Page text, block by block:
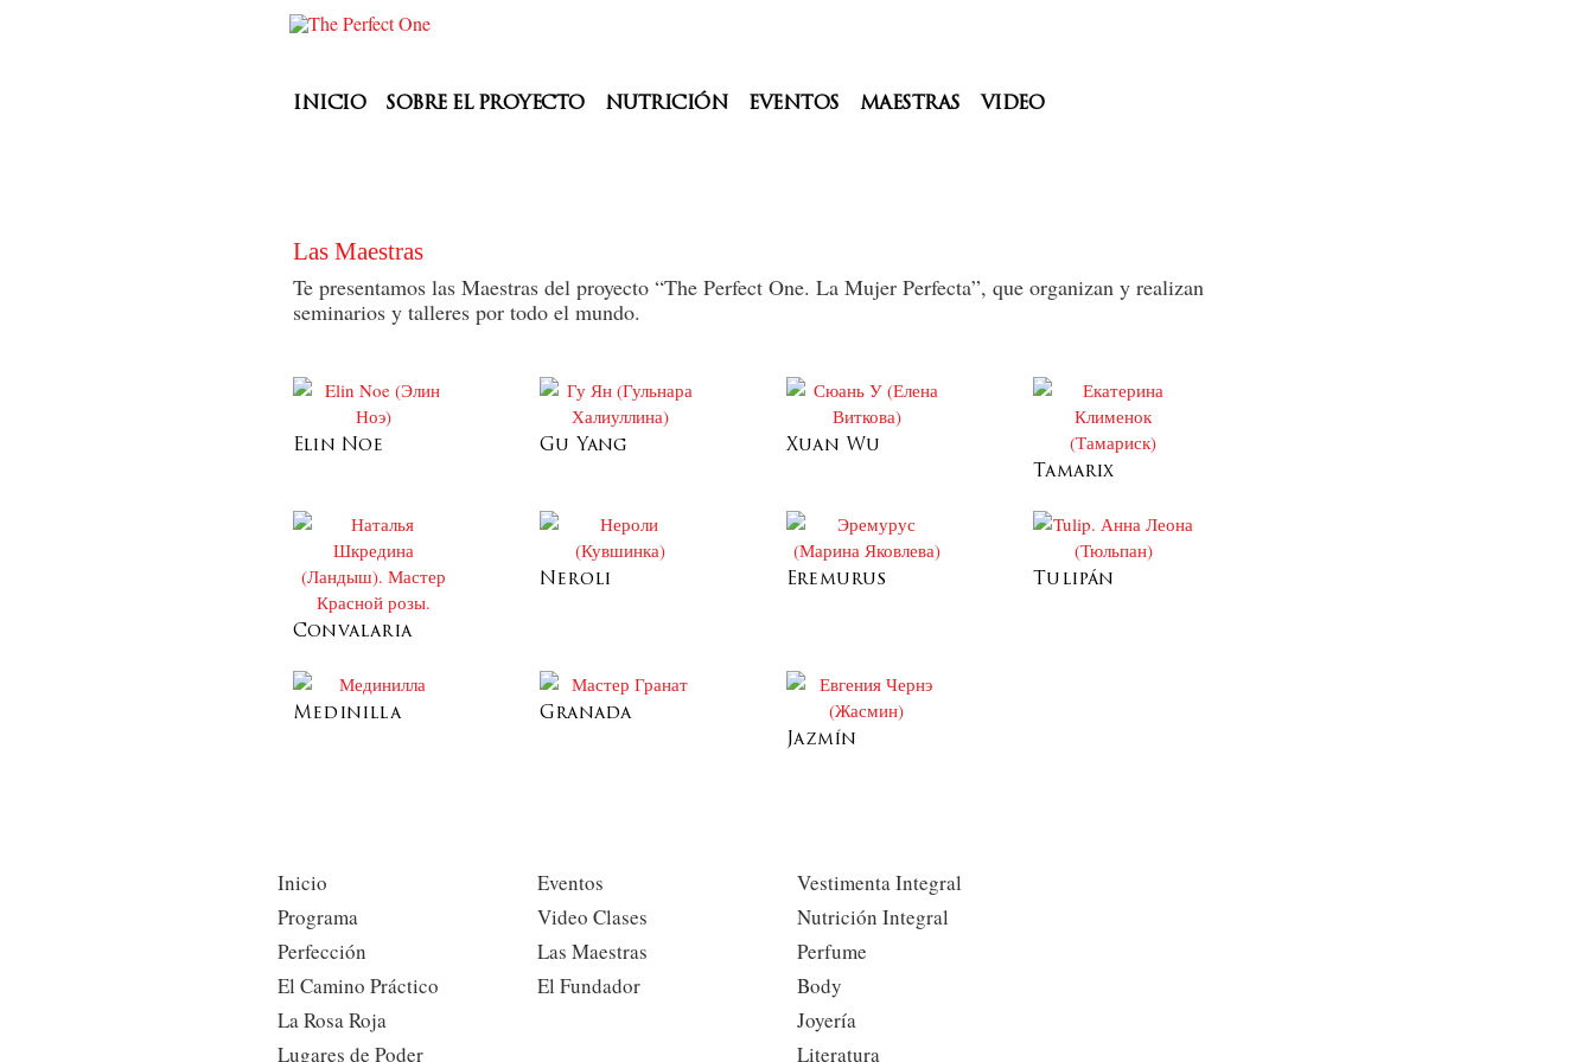
INICIO SOBRE EL PROYECTO NUTRICIÓN EVENTOS MAESTRAS VIDEO
Las Maestras
Te presentamos las Maestras del proyecto “The Perfect One. La Mujer Perfecta”, que organizan y realizan
seminarios y talleres por todo el mundo.
Elin Noe Gu Yang
Xuan Wu
Tamarix
Convalaria
Neroli Eremurus Tulipán
Medinilla
Granada
Jazmín
Inicio
Programa
Perfección
El Camino Práctico
La Rosa Roja
Lugares de Poder
Eventos
Video Clases
Las Maestras
El Fundador
Vestimenta Integral
Nutrición Integral
Perfume
Body
Joyería
Literatura